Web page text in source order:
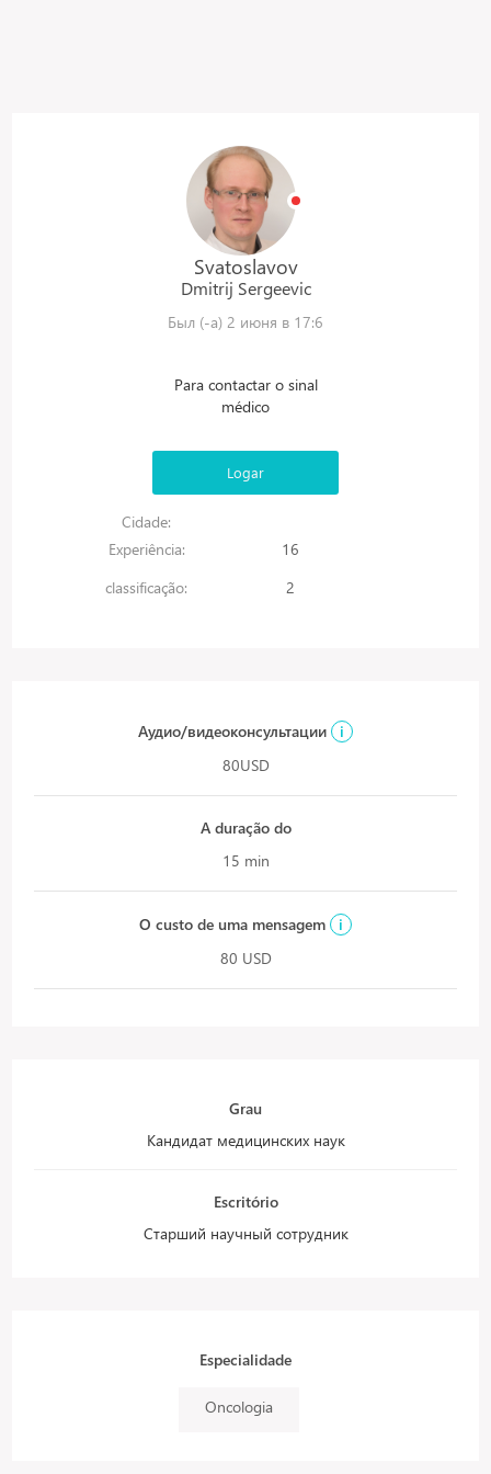
Svatoslavov
Dmitrij Sergeevic
Был (-а) 2 июня в 17:6
Para contactar o sinal
médico
Logar
Cidade:
Experiência:
16
classificação:
2
Аудио/видеоконсультации
i
80USD
A duração do
15 min
O custo de uma mensagem
i
80 USD
Grau
Кандидат медицинских наук
Escritório
Старший научный сотрудник
Especialidade
Oncologia